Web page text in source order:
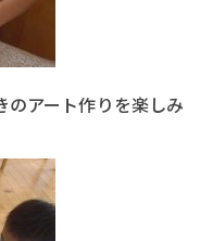
のアート作りを楽しみ